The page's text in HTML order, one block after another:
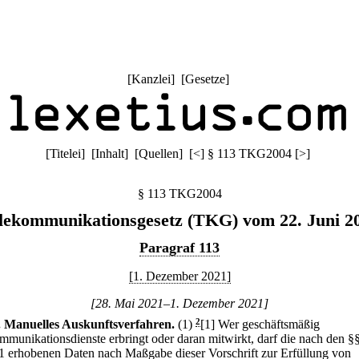
[Kanzlei] [Gesetze]
[Titelei] [Inhalt] [Quellen] [<] § 113 TKG2004 [>]
§ 113 TKG2004
(TKG) vom 22. Juni
Paragraf 113
[1. Dezember 2021]
[28. Mai 2021–1. Dezember 2021]
Manuelles Auskunftsverfahren. (1) 2[1] Wer geschäftsmäßig
erbringt oder daran mitwirkt, darf die nach den
erhobenen Daten nach Maßgabe dieser Vorschrift zur Erfüllung von